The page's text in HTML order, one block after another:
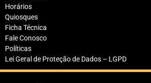
Horários
Quiosques
Ficha Técnica
Fale Conosco
Políticas
Lei Geral de Proteção de Dados – LGPD